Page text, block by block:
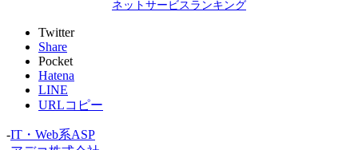
ネットサービスランキング
Twitter
Share
Pocket
Hatena
LINE
URLコピー
-IT・Web系ASP